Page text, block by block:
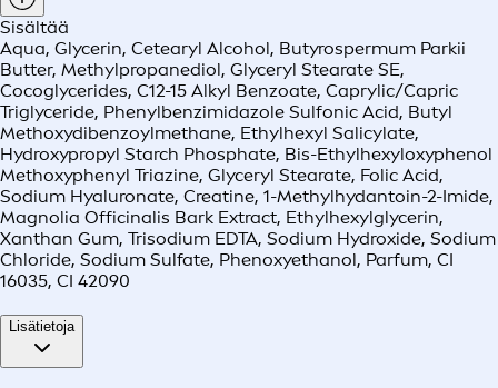
Sisältää
Aqua, Glycerin, Cetearyl Alcohol, Butyrospermum Parkii
Butter, Methylpropanediol, Glyceryl Stearate SE,
Cocoglycerides, C12-15 Alkyl Benzoate, Caprylic/Capric
Triglyceride, Phenylbenzimidazole Sulfonic Acid, Butyl
Methoxydibenzoylmethane, Ethylhexyl Salicylate,
Hydroxypropyl Starch Phosphate, Bis-Ethylhexyloxyphenol
Methoxyphenyl Triazine, Glyceryl Stearate, Folic Acid,
Sodium Hyaluronate, Creatine, 1-Methylhydantoin-2-Imide,
Magnolia Officinalis Bark Extract, Ethylhexylglycerin,
Xanthan Gum, Trisodium EDTA, Sodium Hydroxide, Sodium
Chloride, Sodium Sulfate, Phenoxyethanol, Parfum, CI
16035, CI 42090
Lisätietoja